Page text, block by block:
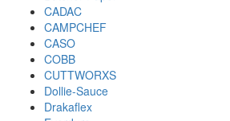
CADAC
CAMPCHEF
CASO
COBB
CUTTWORXS
Dollie-Sauce
Drakaflex